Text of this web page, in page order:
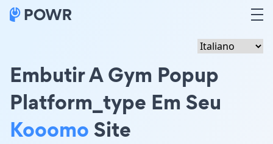
Embutir A Gym Popup
Platform_type Em Seu
KooomoSite